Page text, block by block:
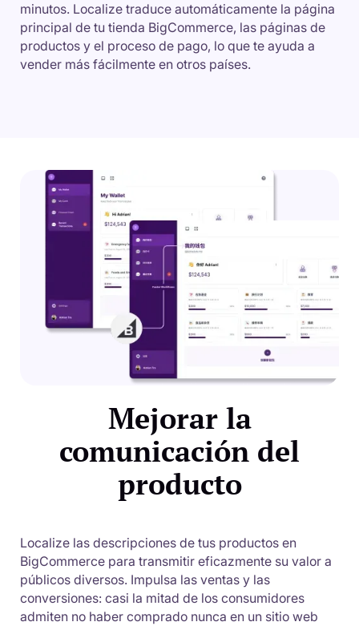
minutos. Localize traduce automáticamente la página
principal de tu tienda BigCommerce, las páginas de
productos y el proceso de pago, lo que te ayuda a
vender más fácilmente en otros países.
Mejorar la
comunicación del
producto
Localize las descripciones de tus productos en
BigCommerce para transmitir eficazmente su valor a
públicos diversos. Impulsa las ventas y las
conversiones: casi la mitad de los consumidores
admiten no haber comprado nunca en un sitio web